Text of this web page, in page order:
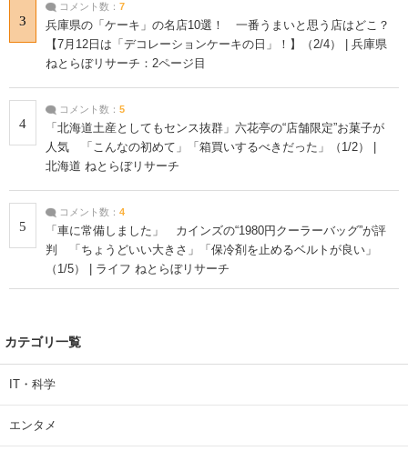
3
コメント数： 7
兵庫県の「ケーキ」の名店10選！ 一番うまいと思う店はどこ？
【7月12日は「デコレーションケーキの日」！】（2/4） | 兵庫県
ねとらぼリサーチ：2ページ目
4
コメント数： 5
「北海道土産としてもセンス抜群」六花亭の“店舗限定”お菓子が
人気 「こんなの初めて」「箱買いするべきだった」（1/2） |
北海道 ねとらぼリサーチ
5
コメント数： 4
「車に常備しました」 カインズの“1980円クーラーバッグ”が評
判 「ちょうどいい大きさ」「保冷剤を止めるベルトが良い」
（1/5） | ライフ ねとらぼリサーチ
カテゴリ一覧
IT・科学
エンタメ